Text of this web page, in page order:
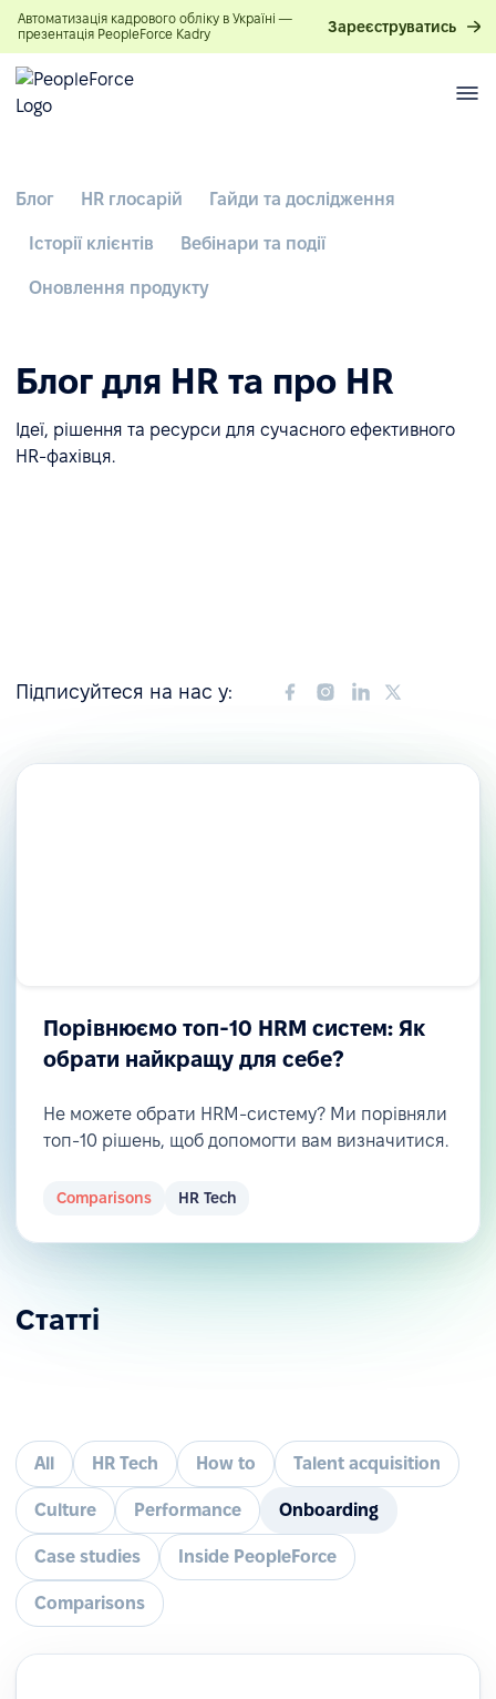
Автоматизація кадрового обліку в Україні —
презентація PeopleForce Kadry
Зареєструватись
Блог HR глосарій Гайди та дослідження
Історії клієнтів Вебінари та події
Оновлення продукту
Блог для HR та про HR
Ідеї, рішення та ресурси для сучасного ефективного
HR-фахівця.
Підписуйтеся на нас у:
Порівнюємо топ-10 HRM систем: Як
обрати найкращу для себе?
Не можете обрати HRM-систему? Ми порівняли
топ-10 рішень, щоб допомогти вам визначитися.
Comparisons HR Tech
Статті
All HR Tech How to Talent acquisition
Culture Performance Onboarding
Case studies Inside PeopleForce
Comparisons